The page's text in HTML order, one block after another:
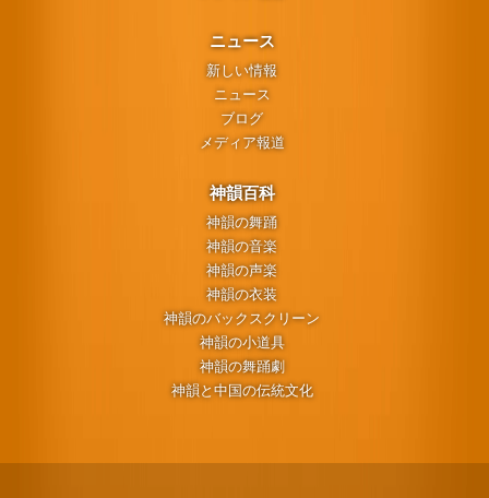
ニュース
新しい情報
ニュース
ブログ
メディア報道
神韻百科
神韻の舞踊
神韻の音楽
神韻の声楽
神韻の衣装
神韻のバックスクリーン
神韻の小道具
神韻の舞踊劇
神韻と中国の伝統文化